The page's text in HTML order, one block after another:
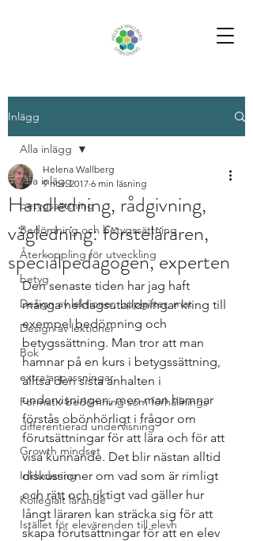
Inlägg
Alla inlägg
betygssättning
Bedömning och betygssättning
Återkoppling för utveckling
betyg
Design av lektioner, uppgifter, mat
Design av lektioner
Bok
extra anpassningar
Formativ bedömning som förhållnings
differentierad undervisning
Growth mindset
Inkludering
Kollegialt lärande
Istället för elevärenden till elevh
Alla inlägg
Handledning, rådgivning,
vägledning: försteläraren,
specialpedagogen, experten
Helena Wallberg
9 nov. 2017 6 min läsning
Den senaste tiden har jag haft
många heldagsutbildningar kring till
exempel bedömning och
betygssättning. Man tror att man
hamnar på en kurs i betygssättning,
alltså den sista anhalten i
undervisningen, men man hamnar
förstås obönhörligt i frågor om
förutsättningar för att lära och för att
visa kunnande. Det blir nästan alltid
diskussioner om vad som är rimligt
och rätt och riktigt vad gäller hur
långt läraren kan sträcka sig för att
skapa förutsättningar för att en elev